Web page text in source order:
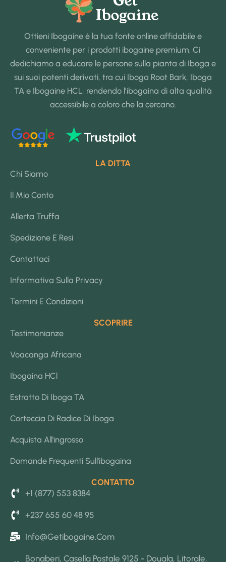
Ottieni Ibogaine è la tua fonte online affidabile e
conveniente per i prodotti ibogaine premium. Ci
dedichiamo a educare le persone sulla pianta di Iboga e
sui suoi potenti derivati, tra cui Iboga Root Bark, Iboga
TA e Ibogaine HCL, rendendo l’ibogaina di alta qualità
accessibile a coloro che la cercano.
LA DITTA
Chi Siamo
Il Mio Conto
Allerta Truffa
Spedizione E Resi
Contattaci
Informativa Sulla Privacy
Termini E Condizioni
SCOPRIRE
Testimonianze
Voacanga Africana
Ibogaina HCl
Estratto Di Iboga TA
Corteccia Di Radice Di Iboga
Acquista All'ingrosso
Domande Frequenti Sull'ibogaina
CONTATTO
+1 (877) 553 8384
+237 655 60 48 95
Info@getibogaine.com
Bonaberi, Casella Postale 9125 - Douala, Litorale,